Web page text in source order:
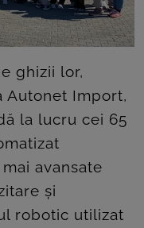
ghizii lor,
Autonet Import,
la lucru cei 65
avansate
și
robotic utilizat